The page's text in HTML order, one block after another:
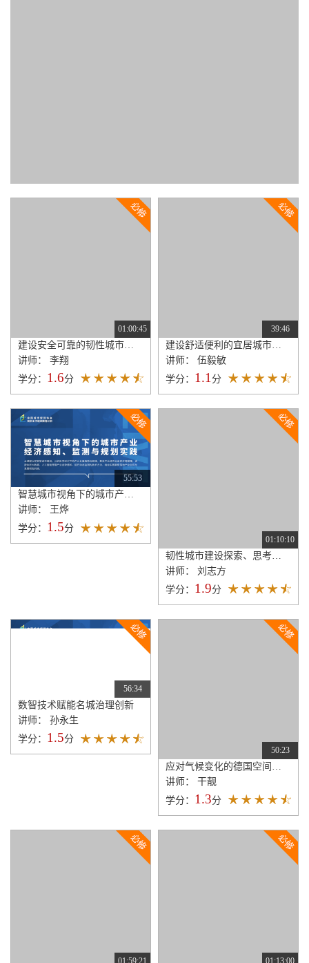
01:00:45
讲师： 李翔
学分： 1.6分
39:46
讲师： 伍毅敏
学分： 1.1分
55:53
智慧城市视角下的城市产业经济感知、监测与规划实践
讲师： 王烨
学分： 1.5分
01:10:10
讲师： 刘志方
学分： 1.9分
56:34
数智技术赋能名城治理创新
讲师： 孙永生
学分： 1.5分
50:23
讲师： 干靓
学分： 1.3分
01:59:21 01:13:00